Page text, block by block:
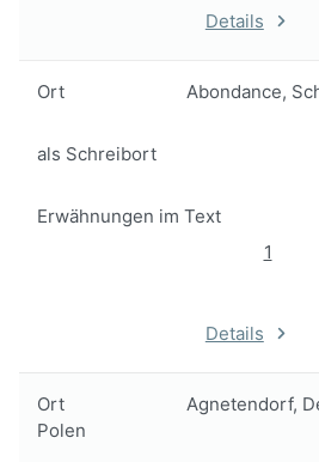
Details
Ort Abondance,
als Schreibort
Erwähnungen im Text
1
Details
Ort
Agnetendorf,
Polen